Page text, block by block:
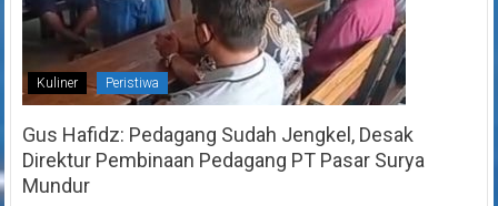
Kuliner Peristiwa
Gus Hafidz: Pedagang Sudah Jengkel, Desak
Direktur Pembinaan Pedagang PT Pasar Surya
Mundur